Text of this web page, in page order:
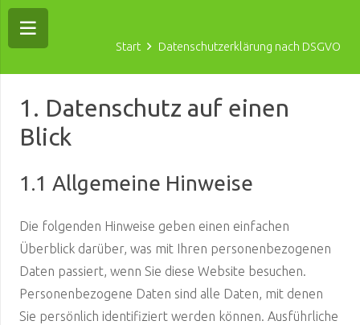
Start Datenschutzerklärung nach DSGVO
1. Datenschutz auf einen
Blick
1.1 Allgemeine Hinweise
Die folgenden Hinweise geben einen einfachen
Überblick darüber, was mit Ihren personenbezogenen
Daten passiert, wenn Sie diese Website besuchen.
Personenbezogene Daten sind alle Daten, mit denen
Sie persönlich identifiziert werden können. Ausführliche